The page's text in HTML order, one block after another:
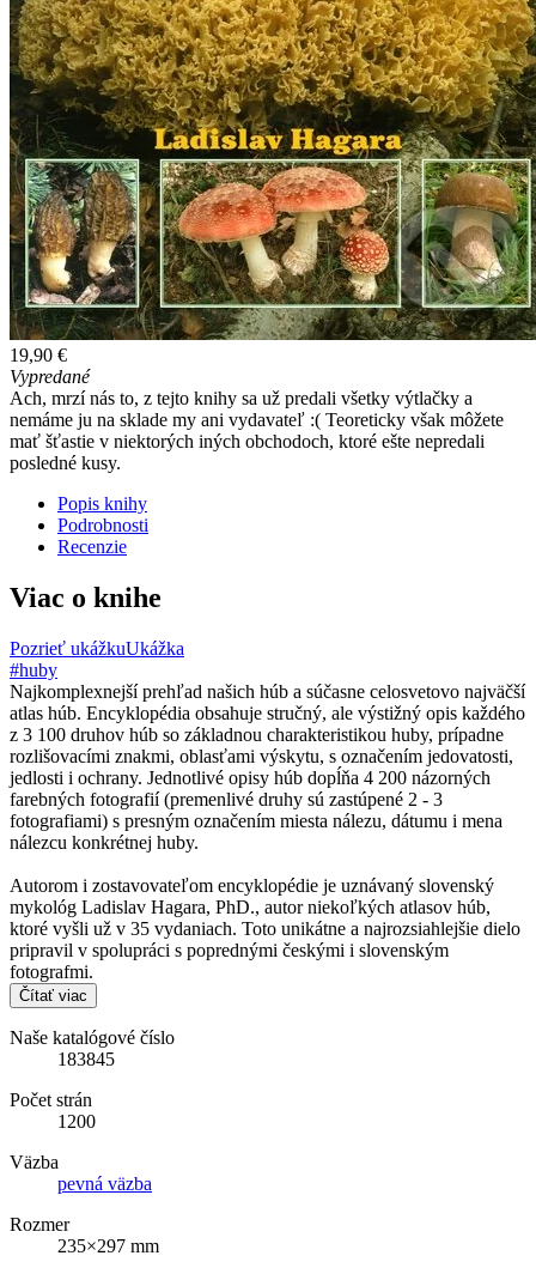
19,90 €
Vypredané
Ach, mrzí nás to, z tejto knihy sa už predali všetky výtlačky a
nemáme ju na sklade my ani vydavateľ :( Teoreticky však môžete
mať šťastie v niektorých iných obchodoch, ktoré ešte nepredali
posledné kusy.
Popis knihy
Podrobnosti
Recenzie
Viac o knihe
Pozrieť ukážkuUkážka
#huby
Najkomplexnejší prehľad našich húb a súčasne celosvetovo najväčší
atlas húb. Encyklopédia obsahuje stručný, ale výstižný opis každého
z 3 100 druhov húb so základnou charakteristikou huby, prípadne
rozlišovacími znakmi, oblasťami výskytu, s označením jedovatosti,
jedlosti i ochrany. Jednotlivé opisy húb dopĺňa 4 200 názorných
farebných fotografií (premenlivé druhy sú zastúpené 2 - 3
fotografiami) s presným označením miesta nálezu, dátumu i mena
nálezcu konkrétnej huby.
Autorom i zostavovateľom encyklopédie je uznávaný slovenský
mykológ Ladislav Hagara, PhD., autor niekoľkých atlasov húb,
ktoré vyšli už v 35 vydaniach. Toto unikátne a najrozsiahlejšie dielo
pripravil v spolupráci s poprednými českými i slovenským
fotografmi.
Čítať viac
Naše katalógové číslo
183845
Počet strán
1200
Väzba
pevná väzba
Rozmer
235×297 mm